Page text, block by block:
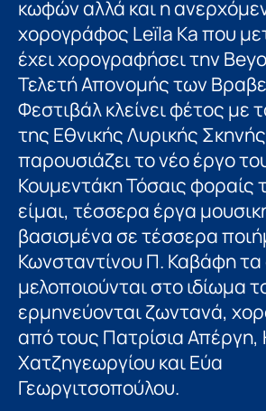
κωφών αλλά και η
χορογράφος Leïla Ka που
έχει χορογραφήσει την
Τελετή Απονομής των
Φεστιβάλ κλείνει φέτος με
της Εθνικής Λυρικής
παρουσιάζει το νέο έργο
Κουμεντάκη Τόσαις φοραίς
είμαι, τέσσερα έργα
βασισμένα σε τέσσερα
Κωνσταντίνου Π. Καβάφη τα
μελοποιούνται στο ιδίωμα
ερμηνεύονται ζωντανά,
από τους Πατρίσια Απέργη,
Χατζηγεωργίου και Εύα
Γεωργιτσοπούλου.